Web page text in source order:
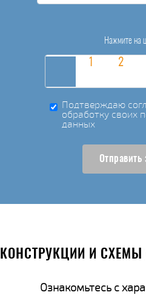
Нажмите на
Подтверждаю
обработку своих
данных
Отправить
КОНСТРУКЦИИ И СХЕМЫ
Ознакомьтесь с